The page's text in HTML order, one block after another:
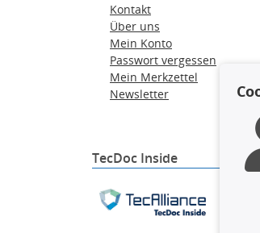
Kontakt
Über uns
Mein Konto
Passwort vergessen
Mein Merkzettel
Newsletter
TecDoc Inside
Die